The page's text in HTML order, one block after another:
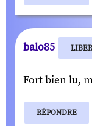
balo85
Fort bien lu,
RÉPONDRE